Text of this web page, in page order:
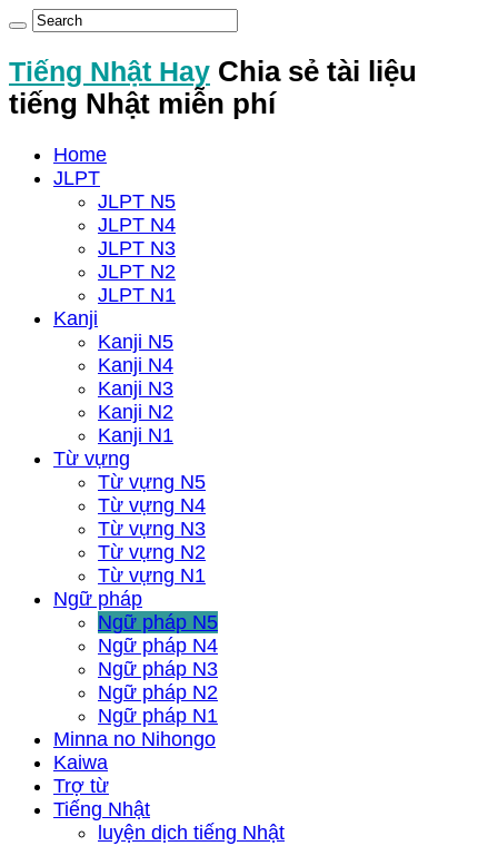
Tiếng Nhật Hay Chia sẻ tài liệu
tiếng Nhật miễn phí
Home
JLPT
JLPT N5
JLPT N4
JLPT N3
JLPT N2
JLPT N1
Kanji
Kanji N5
Kanji N4
Kanji N3
Kanji N2
Kanji N1
Từ vựng
Từ vựng N5
Từ vựng N4
Từ vựng N3
Từ vựng N2
Từ vựng N1
Ngữ pháp
Ngữ pháp N5
Ngữ pháp N4
Ngữ pháp N3
Ngữ pháp N2
Ngữ pháp N1
Minna no Nihongo
Kaiwa
Trợ từ
Tiếng Nhật
luyện dịch tiếng Nhật